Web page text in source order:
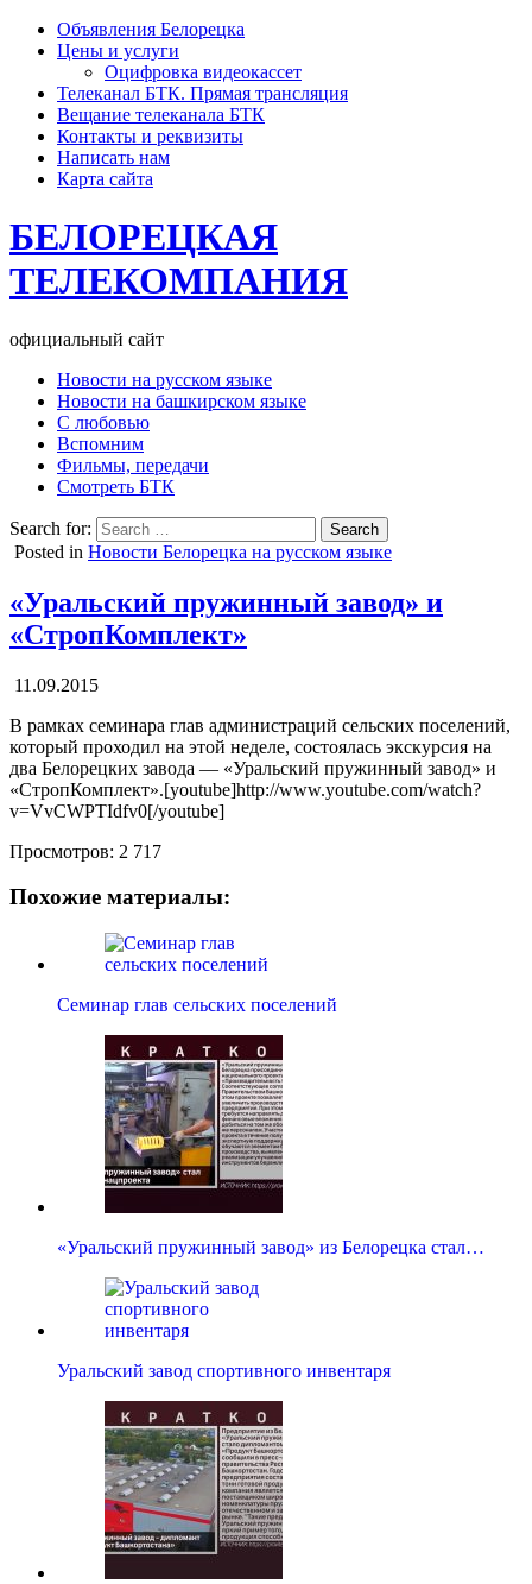
Объявления Белорецка
Цены и услуги
Оцифровка видеокассет
Телеканал БТК. Прямая трансляция
Вещание телеканала БТК
Контакты и реквизиты
Написать нам
Карта сайта
БЕЛОРЕЦКАЯ
ТЕЛЕКОМПАНИЯ
официальный сайт
Новости на русском языке
Новости на башкирском языке
С любовью
Вспомним
Фильмы, передачи
Смотреть БТК
Search for:
Posted in Новости Белорецка на русском языке
«Уральский пружинный завод» и
«СтропКомплект»
11.09.2015
В рамках семинара глав администраций сельских поселений,
который проходил на этой неделе, состоялась экскурсия на
два Белорецких завода — «Уральский пружинный завод» и
«СтропКомплект».[youtube]http://www.youtube.com/watch?
v=VvCWPTIdfv0[/youtube]
Просмотров: 2 717
Похожие материалы:
Семинар глав сельских поселений
«Уральский пружинный завод» из Белорецка стал…
Уральский завод спортивного инвентаря